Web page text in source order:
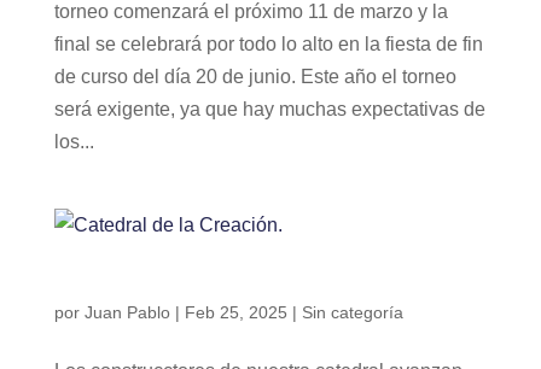
torneo comenzará el próximo 11 de marzo y la
final se celebrará por todo lo alto en la fiesta de fin
de curso del día 20 de junio. Este año el torneo
será exigente, ya que hay muchas expectativas de
los...
por Juan Pablo| Feb 25, 2025 | Sin categoría